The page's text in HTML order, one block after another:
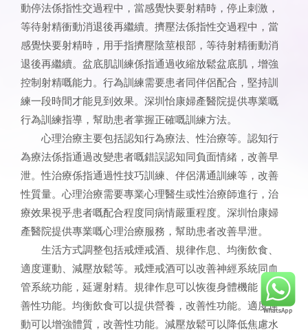
動停法係指性交過程中，當感覺快要射精時，停止刺激，
等待射精衝動消退後再繼續。擠壓法係指性交過程中，當
感覺快要射精時，用手指擠壓陰莖根部，等待射精衝動消
退後再繼續。盆底肌訓練係指通過收縮放鬆盆底肌，增強
控制射精嘅能力。行為訓練需要患者同伴侶配合，堅持訓
練一段時間才能見到效果。深圳怡康婦產醫院提供專業嘅
行為訓練指導，幫助患者掌握正確嘅訓練方法。
心理治療主要包括認知行為療法、性治療等。認知行
為療法係指通過改變患者嘅錯誤認知同負面情緒，改善早
泄。性治療係指通過性技巧訓練、伴侶溝通訓練等，改善
性質量。心理治療需要專業心理醫生或性治療師進行，治
療效果視乎患者嘅配合程度同病情嚴重程度。深圳怡康婦
產醫院提供專業嘅心理治療服務，幫助患者改善早泄。
生活方式調整包括戒煙戒酒、規律作息、均衡飲食、
適度運動、減壓放鬆等。戒煙戒酒可以改善神經系統同血
管系統功能，延遲射精。規律作息可以恢復身體機能，改
善性功能。均衡飲食可以提供營養，改善性功能。適度運
動可以增強體質，改善性功能。減壓放鬆可以降低焦慮水